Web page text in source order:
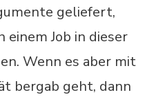
geliefert,
Job in dieser
Wenn es aber mit
bergab geht, dann